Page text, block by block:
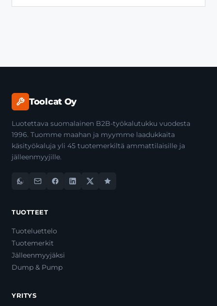
Toolcat Oy
Luotettava suomalainen B2B-työkalutukku vuodesta
1996. Tuomme maahan ja myymme laadukkaita
käsityökaluja yli 45 tuotemerkiltä ammattilaisille ja
jälleenmyyjille.
TUOTTEET
Tuoteluettelo
Tuotemerkit
Jälleenmyyjäksi
Dump & Pump
YRITYS